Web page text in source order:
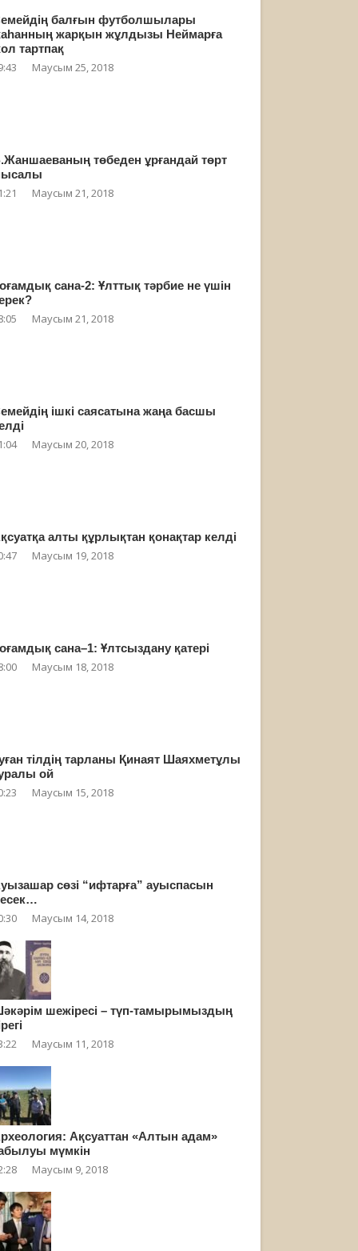
балғын футболшылары
жарқын жұлдызы Неймарға
тартпақ
Маусым 25, 2018
төбеден ұрғандай төрт
Маусым 21, 2018
сана-2: Ұлттық тәрбие не үшін
Маусым 21, 2018
ішкі саясатына жаңа басшы
Маусым 20, 2018
алты құрлықтан қонақтар келді
Маусым 19, 2018
сана–1: Ұлтсыздану қатері
Маусым 18, 2018
тілдің тарланы Қинаят Шаяхметұлы
ой
Маусым 15, 2018
сөзі “ифтарға” ауыспасын
Маусым 14, 2018
шежіресі – түп-тамырымыздың
Маусым 11, 2018
Ақсуаттан «Алтын адам»
мүмкін
Маусым 9, 2018